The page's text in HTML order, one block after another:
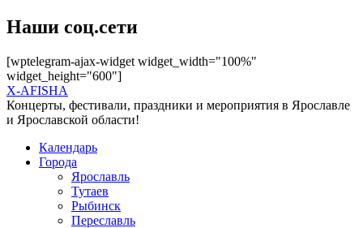
Наши соц.сети
[wptelegram-ajax-widget widget_width="100%"
widget_height="600"]
X-AFISHA
Концерты, фестивали, праздники и мероприятия в Ярославле
и Ярославской области!
Календарь
Города
Ярославль
Тутаев
Рыбинск
Переславль